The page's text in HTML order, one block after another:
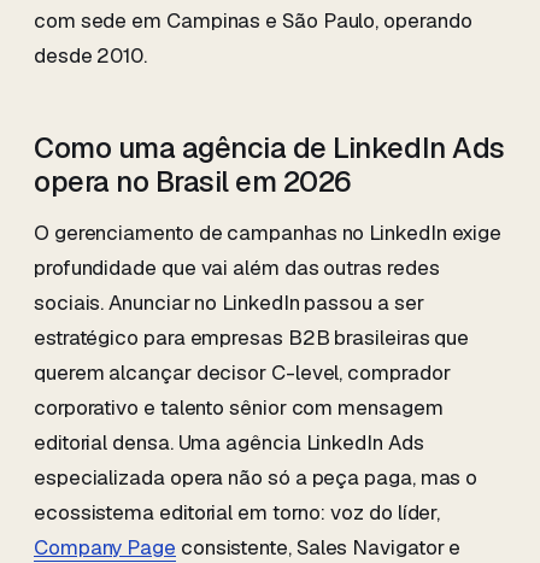
com sede em Campinas e São Paulo, operando
desde 2010.
Como uma agência de LinkedIn Ads
opera no Brasil em 2026
O gerenciamento de campanhas no LinkedIn exige
profundidade que vai além das outras redes
sociais. Anunciar no LinkedIn passou a ser
estratégico para empresas B2B brasileiras que
querem alcançar decisor C-level, comprador
corporativo e talento sênior com mensagem
editorial densa. Uma agência LinkedIn Ads
especializada opera não só a peça paga, mas o
ecossistema editorial em torno: voz do líder,
Company Page consistente, Sales Navigator e